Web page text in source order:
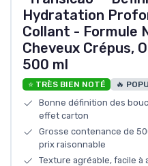
Hydratation
Collant - Formule
Cheveux Crépus,
500 ml
⭐ TRÈS BIEN NOTÉ 🔥
Bonne définition des
effet carton
Grosse contenance de
prix raisonnable
Texture agréable, facile à